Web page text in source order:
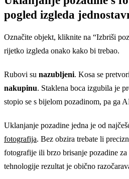
pogled izgleda
Označite objekt, kliknite na “Izbriši
rijetko izgleda onako kako bi trebao.
Rubovi su nazubljeni. Kosa se
nakupinu. Staklena boca izgubila je
stopio se s bijelom pozadinom, pa ga
Uklanjanje pozadine jedna je od
fotografija. Bez obzira trebate li
fotografije ili brzo brisanje pozadine
tehnologije rezultat je obično